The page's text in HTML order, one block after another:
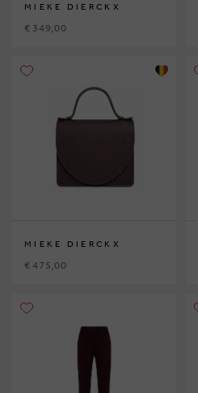
MIEKE DIERCKX
€ 349,00
MIEKE DIERCKX
€ 475,00